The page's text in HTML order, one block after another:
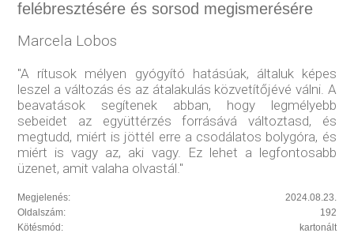
felébresztésére és sorsod megismerésére
Marcela Lobos
"A rítusok mélyen gyógyító hatásúak, általuk képes
leszel a változás és az átalakulás közvetítőjévé válni. A
beavatások segítenek abban, hogy legmélyebb
sebeidet az együttérzés forrásává változtasd, és
megtudd, miért is jöttél erre a csodálatos bolygóra, és
miért is vagy az, aki vagy. Ez lehet a legfontosabb
üzenet, amit valaha olvastál."
Megjelenés:
2024.08.23.
Oldalszám:
192
Kötésmód:
kartonált